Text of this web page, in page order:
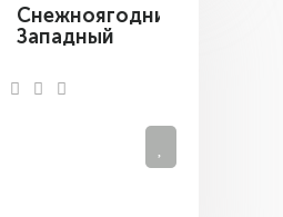
Снежноягодник
Западный